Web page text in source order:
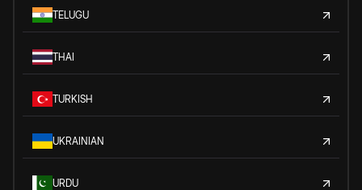
TELUGU
THAI
TURKISH
UKRAINIAN
URDU